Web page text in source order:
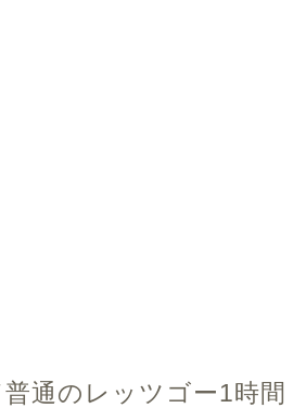
通のレッツゴー1時間